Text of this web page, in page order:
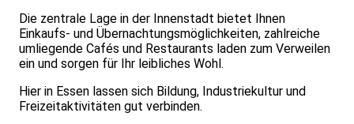
Die zentrale Lage in der Innenstadt bietet Ihnen
Einkaufs- und Übernachtungsmöglichkeiten, zahlreiche
umliegende Cafés und Restaurants laden zum Verweilen
ein und sorgen für Ihr leibliches Wohl.
Hier in Essen lassen sich Bildung, Industriekultur und
Freizeitaktivitäten gut verbinden.